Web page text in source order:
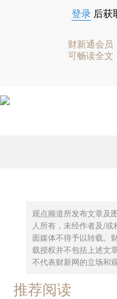
登录 后获
财新通会员
可畅读全文
观点频道所发布文章及
人所有，未经作者及/
面媒体不得予以转载。
载授权并不包括上述文
不代表财新网的立场和观
推荐阅读